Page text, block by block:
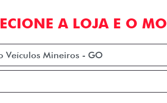
A LOJA E O